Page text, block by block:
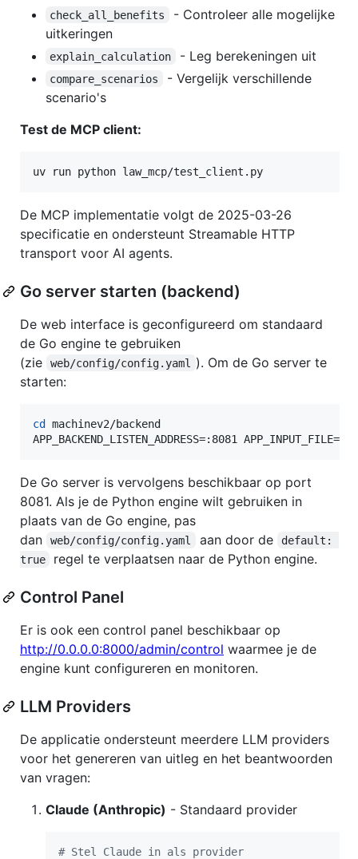
check_all_benefits
- Controleer alle mogelijke
uitkeringen
explain_calculation - Leg berekeningen uit
compare_scenarios
- Vergelijk verschillende
scenario's
Test de MCP client:
uv run python law_mcp/test_client.py
De MCP implementatie volgt de 2025-03-26
specificatie en ondersteunt Streamable HTTP
transport voor AI agents.
Go server starten (backend)
De web interface is geconfigureerd om standaard
de Go engine te gebruiken
(zie
web/config/config.yaml
). Om de Go server te
starten:
cd machinev2/backend
APP_BACKEND_LISTEN_ADDRESS=:8081
De Go server is vervolgens beschikbaar op port
8081. Als je de Python engine wilt gebruiken in
plaats van de Go engine, pas
dan
web/config/config.yaml aan door de
default:
true
regel te verplaatsen naar de Python engine.
Control Panel
Er is ook een control panel beschikbaar op
http://0.0.0.0:8000/admin/control waarmee je de
engine kunt configureren en monitoren.
LLM Providers
De applicatie ondersteunt meerdere LLM providers
voor het genereren van uitleg en het beantwoorden
van vragen:
Claude (Anthropic) - Standaard provider
# Stel Claude in als provider